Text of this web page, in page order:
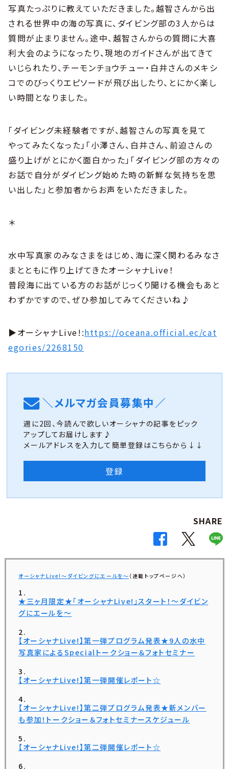
写真たっぷりに教えていただきました。越智さんから出
される世界中の海の写真に、ダイビング部の3人からは
質問が止まりません。途中、越智さんからの質問に大喜
利大会のようになったり、現地のガイドさんが出てきて
いじられたり、チーモンチョウチュー・白井さんのメキシ
コでのびっくりエピソードが飛び出したり、とにかく楽し
い時間となりました。
「ダイビング未経験者ですが、越智さんの写真を見て
やってみたくなった」「小澤さん、白井さん、前迫さんの
盛り上げがとにかく面白かった」「ダイビング部の方々の
お話で自分がダイビング始めた時の新鮮な気持ちを思
い出した」と参加者からお声をいただきました。
＊
水中写真家のみなさまをはじめ、海に深く関わるみなさ
まとともに作り上げてきたオーシャナLive！
普段海に出ている方のお話がじっくり聞ける機会もあと
わずかですので、ぜひ参加してみてくださいね♪
▶︎オーシャナLive!:https://oceana.official.ec/cat
egories/2268150
＼メルマガ会員募集中／
週に2回、今読んで欲しいオーシャナの記事をピック
アップしてお届けします♪
メールアドレスを入力して簡単登録はこちらから↓↓
登録
SHARE
オーシャナLive!〜ダイビングにエールを〜 （連載トップページへ）
★三ヶ月限定★「オーシャナLive!」スタート！〜ダイビン
グにエールを〜
【オーシャナLive!】第一弾プログラム発表★9人の水中
写真家によるSpecialトークショー＆フォトセミナー
【オーシャナLive!】第一弾開催レポート☆
【オーシャナLive!】第二弾プログラム発表★新メンバー
も参加！トークショー＆フォトセミナースケジュール
【オーシャナLive!】第二弾開催レポート☆